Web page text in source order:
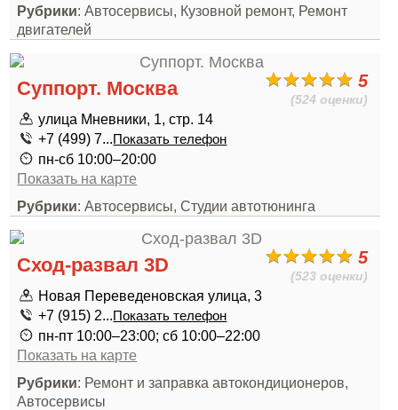
Рубрики: Автосервисы, Кузовной ремонт, Ремонт
двигателей
5
(524 оценки)
Суппорт. Москва
улица Мневники, 1, стр. 14
+7 (499) 7...Показать телефон
пн-сб 10:00–20:00
Показать на карте
Рубрики: Автосервисы, Студии автотюнинга
5
(523 оценки)
Сход-развал 3D
Новая Переведеновская улица, 3
+7 (915) 2...Показать телефон
пн-пт 10:00–23:00; сб 10:00–22:00
Показать на карте
Рубрики: Ремонт и заправка автокондиционеров,
Автосервисы